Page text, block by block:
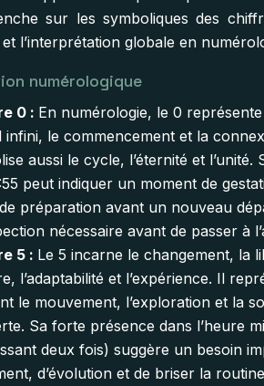
sur les symboliques des
l’interprétation globale en
numérologique
0 : En numérologie, le 0
infini, le commencement et la
aussi le cycle, l’éternité et l’unité.
peut indiquer un moment de
préparation avant un nouveau
nécessaire avant de passer à
5 : Le 5 incarne le changement, la
l’adaptabilité et l’expérience. Il
le mouvement, l’exploration et la
Sa forte présence dans l’heure
deux fois) suggère un besoin
d’évolution et de briser la